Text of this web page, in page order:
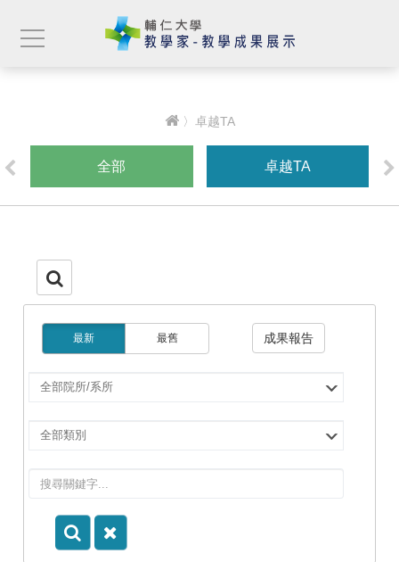
〉卓越TA
全部 卓越TA
最新 最舊 成果報告
選
所/
所
選
別